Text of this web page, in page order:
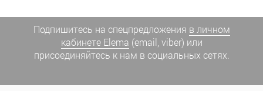
Подпишитесь на спецпредложения в личном
кабинете Elema (email, viber) или
присоединяйтесь к нам в социальных сетях.